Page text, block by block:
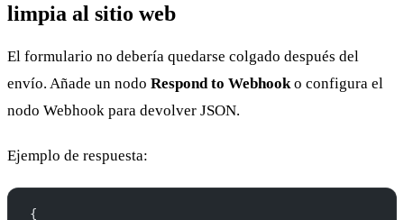
limpia al sitio web
El formulario no debería quedarse colgado después del
envío. Añade un nodo Respond to Webhooko configura el
nodo Webhook para devolver JSON.
Ejemplo de respuesta:
{